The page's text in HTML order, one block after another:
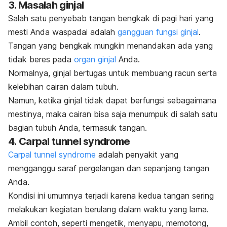
3. Masalah ginjal
Salah satu penyebab tangan bengkak di pagi hari yang
mesti Anda waspadai adalah gangguan fungsi ginjal.
Tangan yang bengkak mungkin menandakan ada yang
tidak beres pada organ ginjal Anda.
Normalnya, ginjal bertugas untuk membuang racun serta
kelebihan cairan dalam tubuh.
Namun, ketika ginjal tidak dapat berfungsi sebagaimana
mestinya, maka cairan bisa saja menumpuk di salah satu
bagian tubuh Anda, termasuk tangan.
4. Carpal tunnel syndrome
Carpal tunnel syndrome adalah penyakit yang
mengganggu saraf pergelangan dan sepanjang tangan
Anda.
Kondisi ini umumnya terjadi karena kedua tangan sering
melakukan kegiatan berulang dalam waktu yang lama.
Ambil contoh, seperti mengetik, menyapu, memotong,